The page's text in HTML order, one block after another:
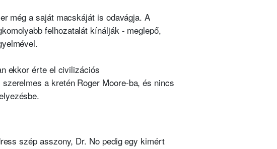
még a saját macskáját is odavágja. A
felhozatalát kínálják - meglepő,
ekkor érte el civilizációs
a kretén Roger Moore-ba, és nincs
szép asszony, Dr. No pedig egy kimért